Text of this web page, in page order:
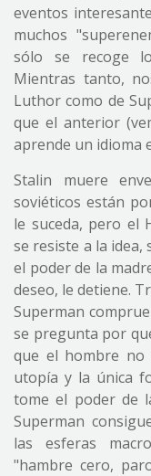
eventos
muchos
sólo se recoge
Mientras tanto,
Luthor como de
que el anterior
aprende un idioma
Stalin muere
soviéticos están
le suceda, pero el
se resiste a la idea,
el poder de la
deseo, le detiene.
Superman
se pregunta por
que el hombre no
utopía y la única
tome el poder de
Superman
las esferas
"hambre cero,